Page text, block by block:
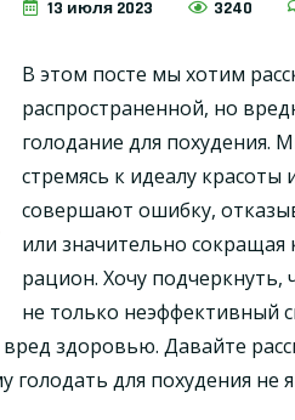
13 июля 2023 3240
В этом посте мы хотим
распространенной, но
голодание для похудения.
стремясь к идеалу красоты
совершают ошибку,
или значительно
рацион. Хочу подчеркнуть,
не только неэффективный
здоровью. Давайте
для похудения не